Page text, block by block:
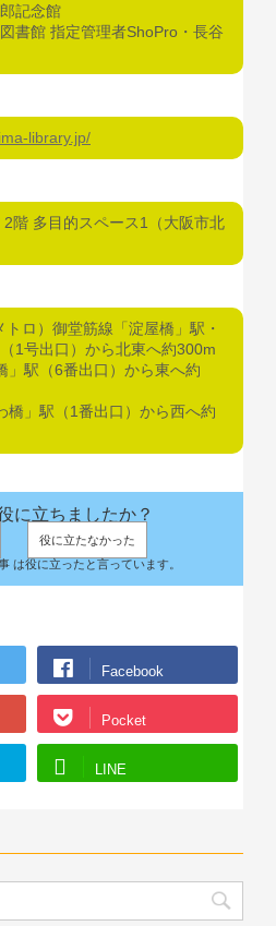
郎記念館
館 指定管理者ShoPro・長谷
library.jp/
階 多目的スペース1（大阪市北
ロ）御堂筋線「淀屋橋」駅・
1号出口）から北東へ約300m
」駅（6番出口）から東へ約
橋」駅（1番出口）から西へ約
に立ちましたか？
役に立たなかった
は役に立ったと言っています。
Facebook
Pocket
LINE